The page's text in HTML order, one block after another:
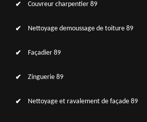
Couvreur charpentier 89
Nettoyage demoussage de toiture 89
Façadier 89
Zinguerie 89
Nettoyage et ravalement de façade 89